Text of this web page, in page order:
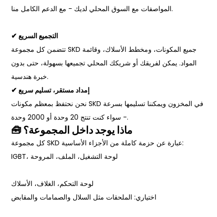
المواصفات مع السوق المحلي لديك - مع الدعم الكامل منا.
✔ التجميع السريع
تتضمن كل مجموعة SKD جميع المكونات، ومخطط الأسلاك، وقائمة
المواد. يمكن لفريقك أو شريكك المحلي تجميعها بسهولة، حتى بدون
خبرة هندسية.
✔ إمداد مستقر، تسليم سريع
نحن نحتفظ بمعظم مكونات SKD في المخزون ويمكننا تسليمها بسرعة
- سواء كنت تنتج 20 وحدة أو 2000 وحدة.
🧰 ماذا يوجد داخل المجموعة؟
كل مجموعة SKD عبارة عن حزمة كاملة من الأجزاء الأساسية:
IGBT، لوحة التشغيل، الملف، المروحة
لوحة التحكم، الغلاف، الأسلاك
اختياري: الملحقات مثل السلال والصمامات والمقابض